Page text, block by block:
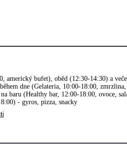
americký bufet), oběd (12:30-14:30) a
dne (Gelateria, 10:00-18:00,
baru (Healthy bar, 12:00-18:00, ovoce,
- gyros, pizza, snacky